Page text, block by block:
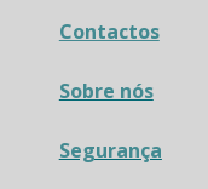
Contactos
Sobre nós
Segurança